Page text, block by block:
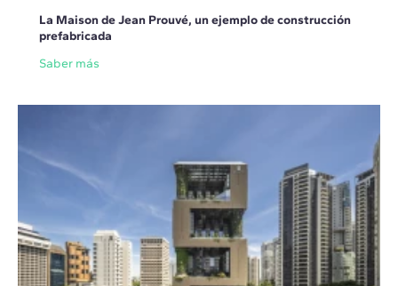
La Maison de Jean Prouvé, un ejemplo de construcción
prefabricada
Saber más